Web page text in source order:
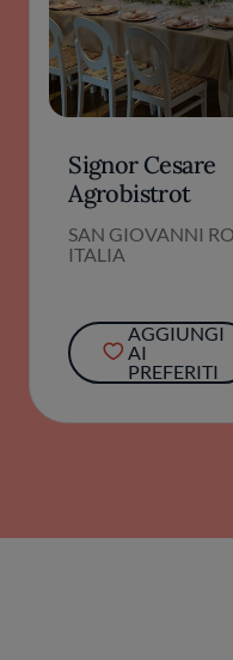
Signor Cesare
Agrobistrot
SAN GIOVANNI
ITALIA
AGGIUNGI
AI
PREFERITI